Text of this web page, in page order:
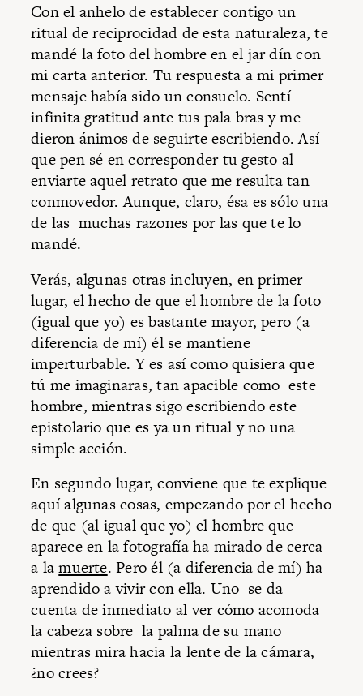
Con el anhelo de establecer contigo un
ritual de reciprocidad de esta naturaleza, te
mandé la foto del hombre en el jar dín con
mi carta anterior. Tu respuesta a mi primer
mensaje había sido un consuelo. Sentí
infinita gratitud ante tus pala bras y me
dieron ánimos de seguirte escribiendo. Así
que pen sé en corresponder tu gesto al
enviarte aquel retrato que me resulta tan
conmovedor. Aunque, claro, ésa es sólo una
de las muchas razones por las que te lo
mandé.
Verás, algunas otras incluyen, en primer
lugar, el hecho de que el hombre de la foto
(igual que yo) es bastante mayor, pero (a
diferencia de mí) él se mantiene
imperturbable. Y es así como quisiera que
tú me imaginaras, tan apacible como este
hombre, mientras sigo escribiendo este
epistolario que es ya un ritual y no una
simple acción.
En segundo lugar, conviene que te explique
aquí algunas cosas, empezando por el hecho
de que (al igual que yo) el hombre que
aparece en la fotografía ha mirado de cerca
a lamuerte. Pero él (a diferencia de mí) ha
aprendido a vivir con ella. Uno se da
cuenta de inmediato al ver cómo acomoda
la cabeza sobre la palma de su mano
mientras mira hacia la lente de la cámara,
¿no crees?